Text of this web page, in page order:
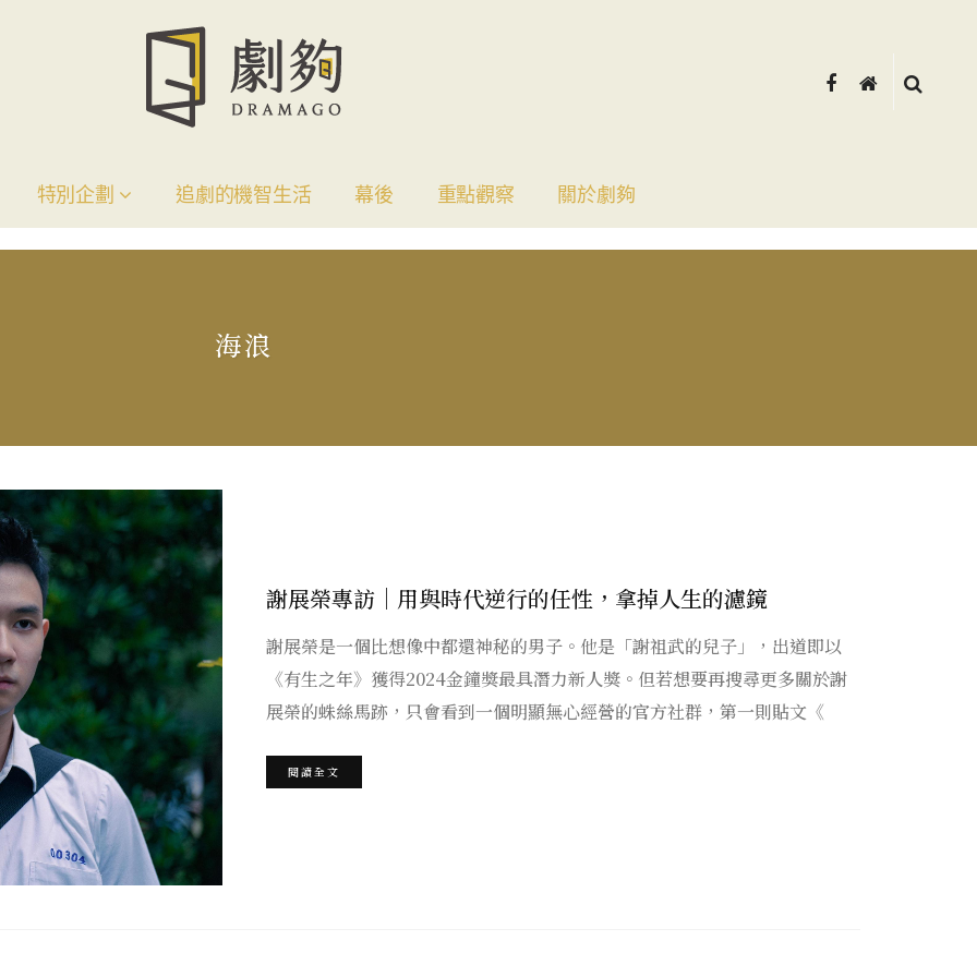
特別企劃 追劇的機智生活 幕後 重點觀察 關於劇夠
海浪
謝展榮專訪｜用與時代逆行的任性，拿掉人生的濾鏡
謝展榮是一個比想像中都還神秘的男子。他是「謝祖武的兒子」，出道即以
《有生之年》獲得2024金鐘獎最具潛力新人獎。但若想要再搜尋更多關於謝
展榮的蛛絲馬跡，只會看到一個明顯無心經營的官方社群，第一則貼文《
閱讀全文